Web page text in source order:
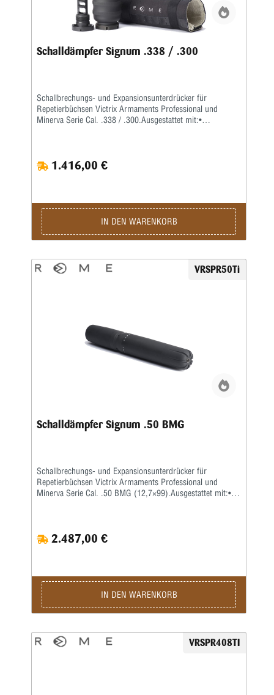
Schalldämpfer Signum .338 / .300
Schallbrechungs- und Expansionsunterdrücker für
Repetierbüchsen Victrix Armaments Professional und
Minerva Serie Cal. .338 / .300.Ausgestattet mit:•
enthalten.Material und Ausführung: Spezialstahl und Titan,
Cerakote-FinishNettoschallunterdrückung (dB): 33-
1.416,00 €
IN DEN WARENKORB
VRSPR50Ti
Schalldämpfer Signum .50 BMG
Schallbrechungs- und Expansionsunterdrücker für
Repetierbüchsen Victrix Armaments Professional und
Minerva Serie Cal. .50 BMG (12,7×99).Ausgestattet mit:•
und Titan, leichte Aluminiumlegierung 6082, Hartschwarz
eloxiertNettoschallunterdrückung (dB): 40-44dBMaße:
2.487,00 €
IN DEN WARENKORB
VRSPR408TI